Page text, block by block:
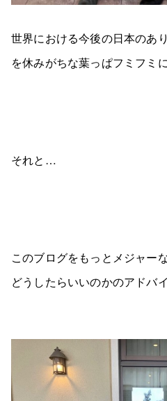
世界における今後の日本のあ
を休みがちな葉っぱフミフミ
それと…
このブログをもっとメジャー
どうしたらいいのかのアドバ